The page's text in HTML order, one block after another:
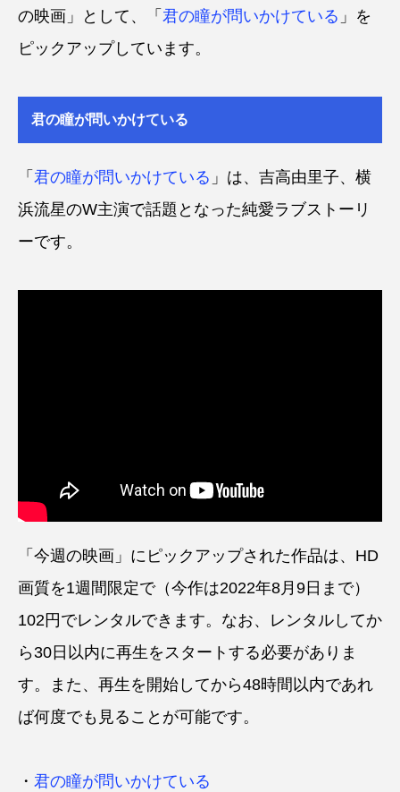
の映画」として、「 君の瞳が問いかけている 」を
ピックアップしています。
君の瞳が問いかけている
「 君の瞳が問いかけている 」は、吉高由里子、横
浜流星のW主演で話題となった純愛ラブストーリ
ーです。
「今週の映画」にピックアップされた作品は、HD
画質を1週間限定で（今作は2022年8月9日まで）
102円でレンタルできます。なお、レンタルしてか
ら30日以内に再生をスタートする必要がありま
す。また、再生を開始してから48時間以内であれ
ば何度でも見ることが可能です。
・ 君の瞳が問いかけている